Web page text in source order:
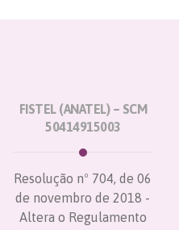
FISTEL (ANATEL) – SCM
50414915003
Resolução nº 704, de 06
de novembro de 2018 -
Altera o Regulamento